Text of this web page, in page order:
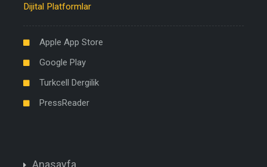
Dijital Platformlar
Apple App Store
Google Play
Turkcell Dergilik
PressReader
Anasayfa